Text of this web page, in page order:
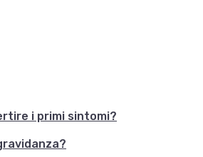
i primi sintomi?